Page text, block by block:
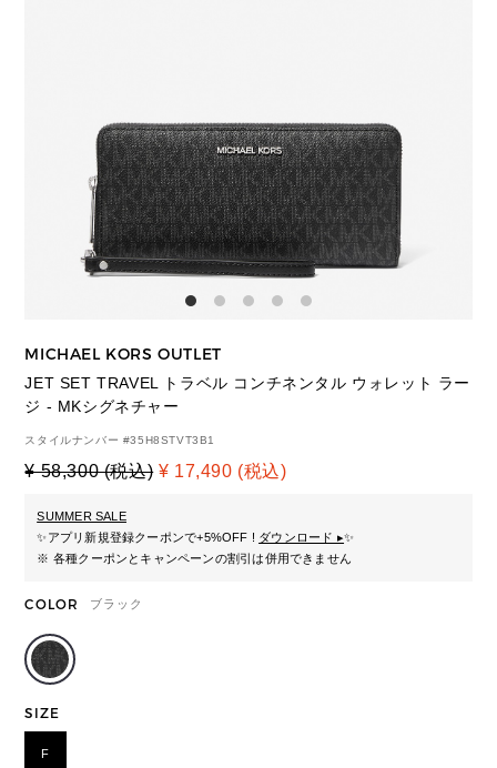
MICHAEL KORS OUTLET
JET SET TRAVEL トラベル コンチネンタル ウォレット ラー
ジ - MKシグネチャー
スタイルナンバー #35H8STVT3B1
¥ 58,300 (税込) ¥ 17,490 (税込)
SUMMER SALE
✨アプリ新規登録クーポンで+5%OFF ! ダウンロード ▸✨
※ 各種クーポンとキャンペーンの割引は併用できません
COLOR ブラック
SIZE
F